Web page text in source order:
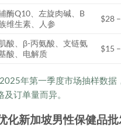
酶Q10、左旋肉碱、B
维生素、人参
$28
酸、β-丙氨酸、支链氨
酸、电解质
$15
年第一季度市场抽样数据
订单量而异。
化新加坡男性保健品